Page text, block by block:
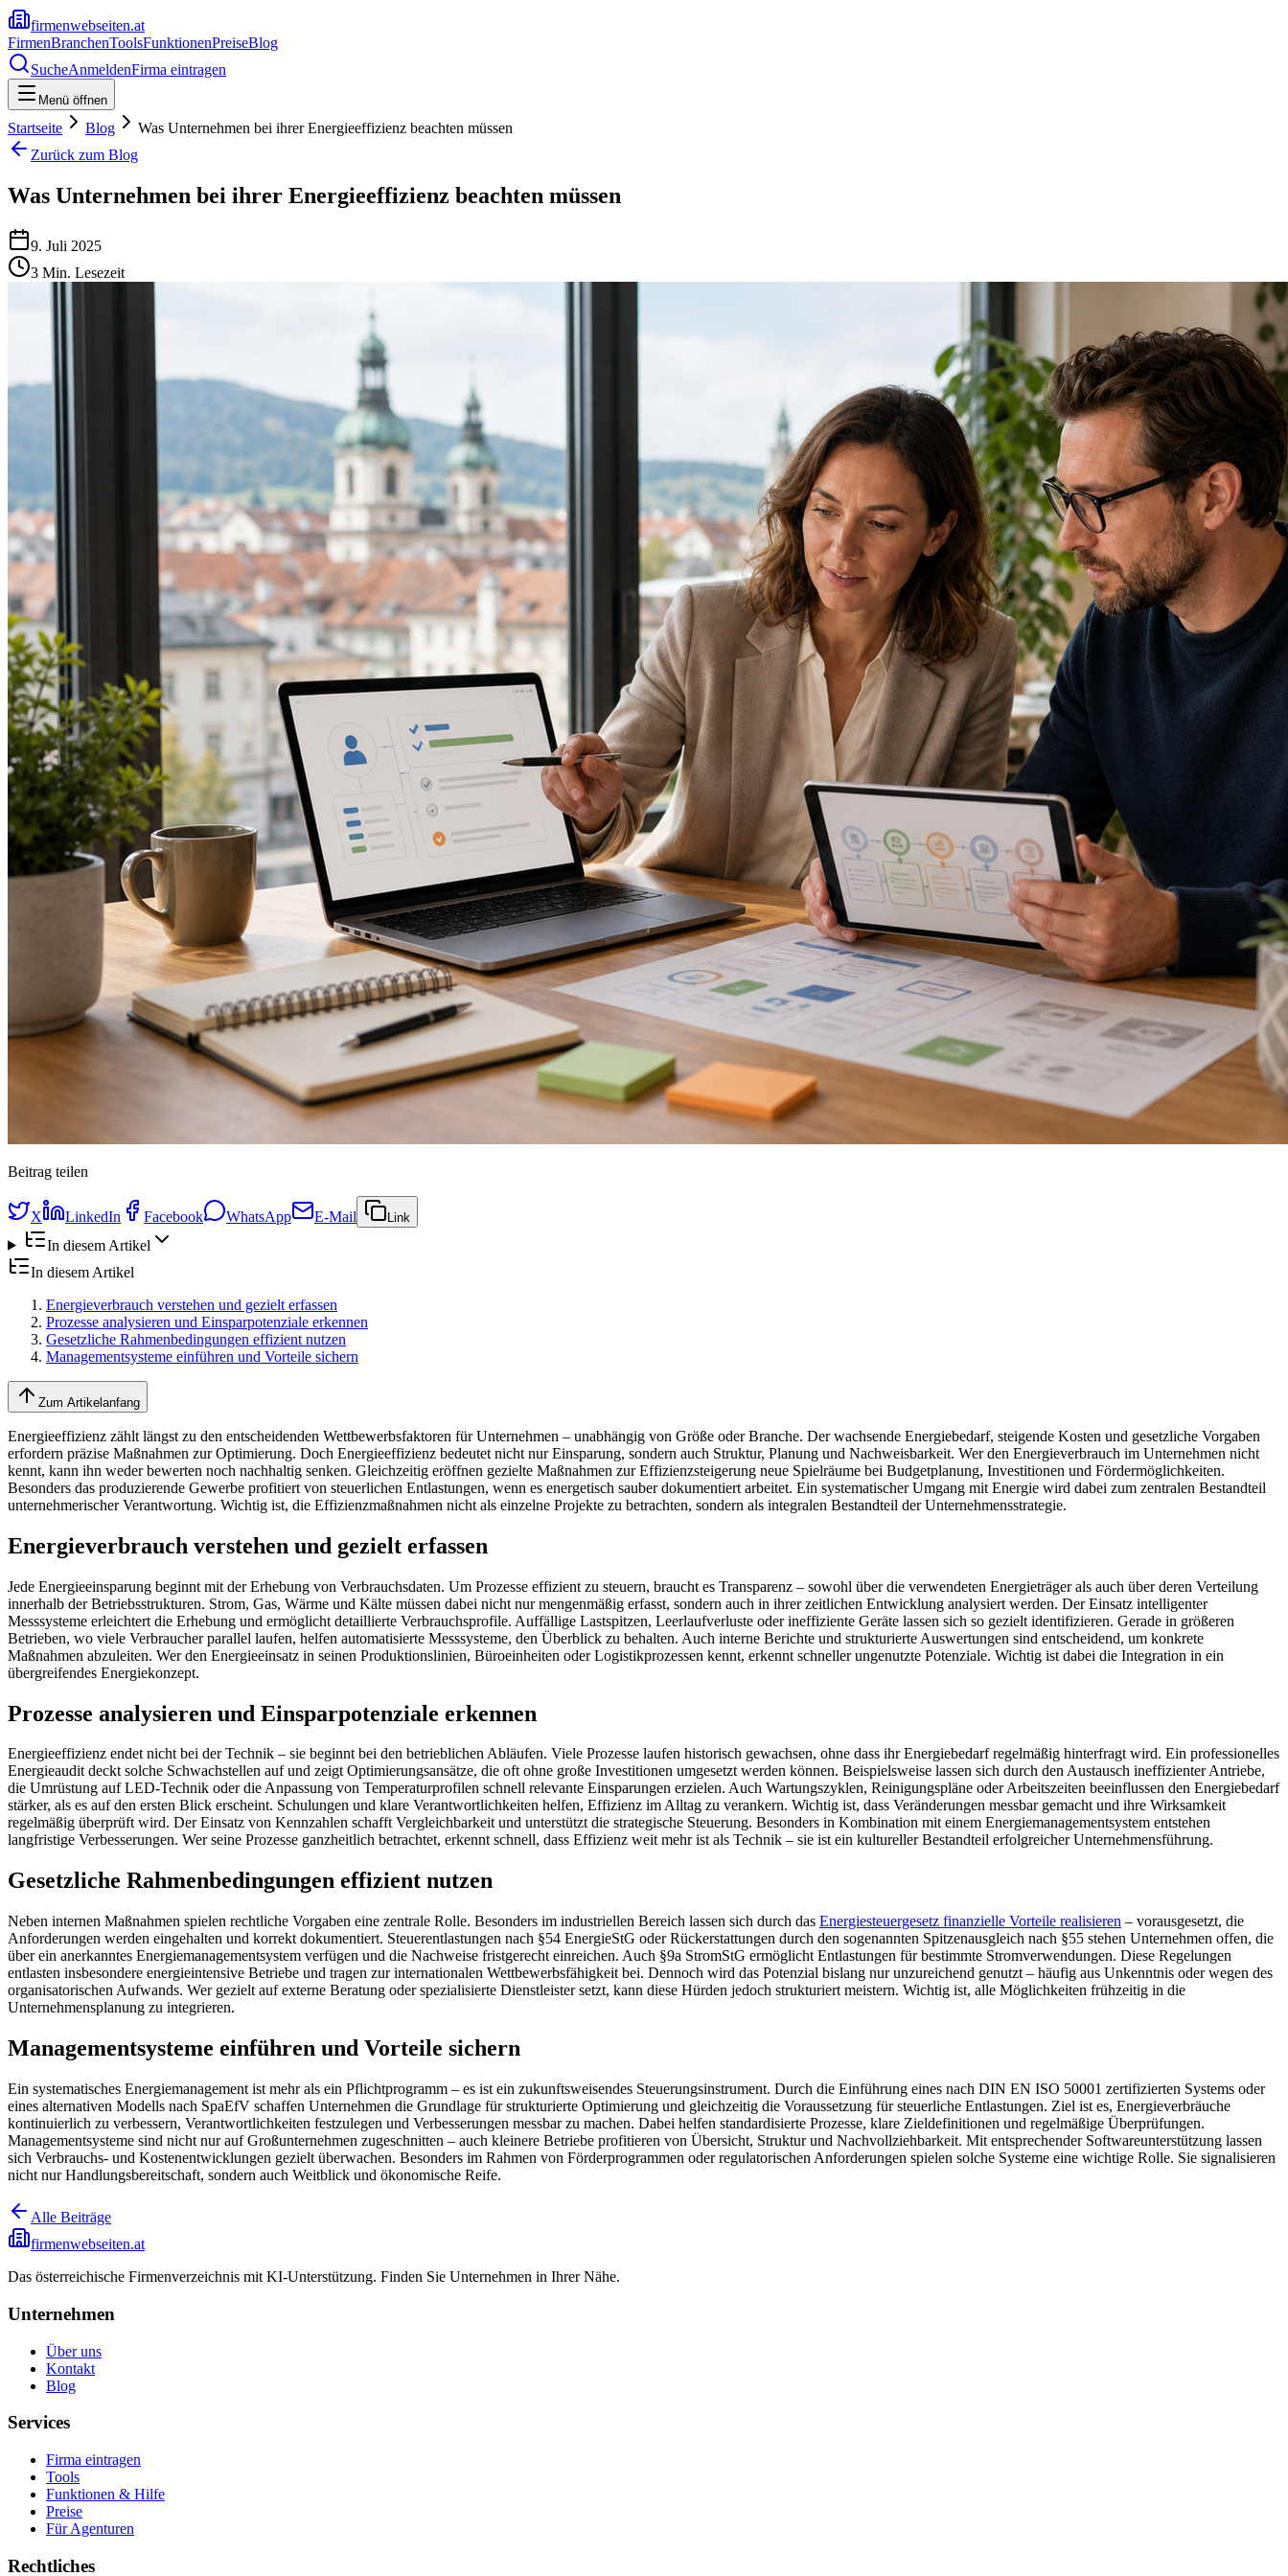
firmenwebseiten.at
FirmenBranchenToolsFunktionenPreiseBlog
SucheAnmeldenFirma eintragen
Menü öffnen
Startseite Blog
Was Unternehmen bei ihrer Energieeffizienz beachten müssen
Zurück zum Blog
Was Unternehmen bei ihrer Energieeffizienz beachten müssen
9. Juli 2025
3 Min. Lesezeit
Beitrag teilen
X LinkedIn Facebook WhatsApp E-Mail Link
In diesem Artikel
In diesem Artikel
Energieverbrauch verstehen und gezielt erfassen
Prozesse analysieren und Einsparpotenziale erkennen
Gesetzliche Rahmenbedingungen effizient nutzen
Managementsysteme einführen und Vorteile sichern
Zum Artikelanfang
Energieeffizienz zählt längst zu den entscheidenden Wettbewerbsfaktoren für Unternehmen – unabhängig von Größe oder Branche. Der wachsende Energiebedarf, steigende Kosten und gesetzliche Vorgaben
erfordern präzise Maßnahmen zur Optimierung. Doch Energieeffizienz bedeutet nicht nur Einsparung, sondern auch Struktur, Planung und Nachweisbarkeit. Wer den Energieverbrauch im Unternehmen nicht
kennt, kann ihn weder bewerten noch nachhaltig senken. Gleichzeitig eröffnen gezielte Maßnahmen zur Effizienzsteigerung neue Spielräume bei Budgetplanung, Investitionen und Fördermöglichkeiten.
Besonders das produzierende Gewerbe profitiert von steuerlichen Entlastungen, wenn es energetisch sauber dokumentiert arbeitet. Ein systematischer Umgang mit Energie wird dabei zum zentralen Bestandteil
unternehmerischer Verantwortung. Wichtig ist, die Effizienzmaßnahmen nicht als einzelne Projekte zu betrachten, sondern als integralen Bestandteil der Unternehmensstrategie.
Energieverbrauch verstehen und gezielt erfassen
Jede Energieeinsparung beginnt mit der Erhebung von Verbrauchsdaten. Um Prozesse effizient zu steuern, braucht es Transparenz – sowohl über die verwendeten Energieträger als auch über deren Verteilung
innerhalb der Betriebsstrukturen. Strom, Gas, Wärme und Kälte müssen dabei nicht nur mengenmäßig erfasst, sondern auch in ihrer zeitlichen Entwicklung analysiert werden. Der Einsatz intelligenter
Messsysteme erleichtert die Erhebung und ermöglicht detaillierte Verbrauchsprofile. Auffällige Lastspitzen, Leerlaufverluste oder ineffiziente Geräte lassen sich so gezielt identifizieren. Gerade in größeren
Betrieben, wo viele Verbraucher parallel laufen, helfen automatisierte Messsysteme, den Überblick zu behalten. Auch interne Berichte und strukturierte Auswertungen sind entscheidend, um konkrete
Maßnahmen abzuleiten. Wer den Energieeinsatz in seinen Produktionslinien, Büroeinheiten oder Logistikprozessen kennt, erkennt schneller ungenutzte Potenziale. Wichtig ist dabei die Integration in ein
übergreifendes Energiekonzept.
Prozesse analysieren und Einsparpotenziale erkennen
Energieeffizienz endet nicht bei der Technik – sie beginnt bei den betrieblichen Abläufen. Viele Prozesse laufen historisch gewachsen, ohne dass ihr Energiebedarf regelmäßig hinterfragt wird. Ein professionelles
Energieaudit deckt solche Schwachstellen auf und zeigt Optimierungsansätze, die oft ohne große Investitionen umgesetzt werden können. Beispielsweise lassen sich durch den Austausch ineffizienter Antriebe,
die Umrüstung auf LED-Technik oder die Anpassung von Temperaturprofilen schnell relevante Einsparungen erzielen. Auch Wartungszyklen, Reinigungspläne oder Arbeitszeiten beeinflussen den Energiebedarf
stärker, als es auf den ersten Blick erscheint. Schulungen und klare Verantwortlichkeiten helfen, Effizienz im Alltag zu verankern. Wichtig ist, dass Veränderungen messbar gemacht und ihre Wirksamkeit
regelmäßig überprüft wird. Der Einsatz von Kennzahlen schafft Vergleichbarkeit und unterstützt die strategische Steuerung. Besonders in Kombination mit einem Energiemanagementsystem entstehen
langfristige Verbesserungen. Wer seine Prozesse ganzheitlich betrachtet, erkennt schnell, dass Effizienz weit mehr ist als Technik – sie ist ein kultureller Bestandteil erfolgreicher Unternehmensführung.
Gesetzliche Rahmenbedingungen effizient nutzen
Neben internen Maßnahmen spielen rechtliche Vorgaben eine zentrale Rolle. Besonders im industriellen Bereich lassen sich durch das Energiesteuergesetz finanzielle Vorteile realisieren – vorausgesetzt, die
Anforderungen werden eingehalten und korrekt dokumentiert. Steuerentlastungen nach §54 EnergieStG oder Rückerstattungen durch den sogenannten Spitzenausgleich nach §55 stehen Unternehmen offen, die
über ein anerkanntes Energiemanagementsystem verfügen und die Nachweise fristgerecht einreichen. Auch §9a StromStG ermöglicht Entlastungen für bestimmte Stromverwendungen. Diese Regelungen
entlasten insbesondere energieintensive Betriebe und tragen zur internationalen Wettbewerbsfähigkeit bei. Dennoch wird das Potenzial bislang nur unzureichend genutzt – häufig aus Unkenntnis oder wegen des
organisatorischen Aufwands. Wer gezielt auf externe Beratung oder spezialisierte Dienstleister setzt, kann diese Hürden jedoch strukturiert meistern. Wichtig ist, alle Möglichkeiten frühzeitig in die
Unternehmensplanung zu integrieren.
Managementsysteme einführen und Vorteile sichern
Ein systematisches Energiemanagement ist mehr als ein Pflichtprogramm – es ist ein zukunftsweisendes Steuerungsinstrument. Durch die Einführung eines nach DIN EN ISO 50001 zertifizierten Systems oder
eines alternativen Modells nach SpaEfV schaffen Unternehmen die Grundlage für strukturierte Optimierung und gleichzeitig die Voraussetzung für steuerliche Entlastungen. Ziel ist es, Energieverbräuche
kontinuierlich zu verbessern, Verantwortlichkeiten festzulegen und Verbesserungen messbar zu machen. Dabei helfen standardisierte Prozesse, klare Zieldefinitionen und regelmäßige Überprüfungen.
Managementsysteme sind nicht nur auf Großunternehmen zugeschnitten – auch kleinere Betriebe profitieren von Übersicht, Struktur und Nachvollziehbarkeit. Mit entsprechender Softwareunterstützung lassen
sich Verbrauchs- und Kostenentwicklungen gezielt überwachen. Besonders im Rahmen von Förderprogrammen oder regulatorischen Anforderungen spielen solche Systeme eine wichtige Rolle. Sie signalisieren
nicht nur Handlungsbereitschaft, sondern auch Weitblick und ökonomische Reife.
Alle Beiträge
firmenwebseiten.at
Das österreichische Firmenverzeichnis mit KI-Unterstützung. Finden Sie Unternehmen in Ihrer Nähe.
Unternehmen
Über uns
Kontakt
Blog
Services
Firma eintragen
Tools
Funktionen & Hilfe
Preise
Für Agenturen
Rechtliches